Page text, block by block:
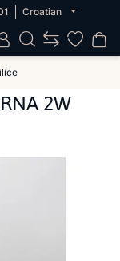
Croatian
2W